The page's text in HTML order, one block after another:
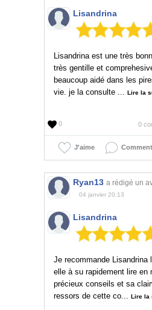
Lisandrina
Lisandrina est une très
très gentille et
beaucoup aidé dans les
vie. je la consulte ...
Lire la
0 0
J'aime
Ryan13 a rédigé un
04 janvier 20:13
Lisandrina
Je recommande Lisandrina
elle à su rapidement lire en
précieux conseils et sa
ressors de cette co...
Lire la